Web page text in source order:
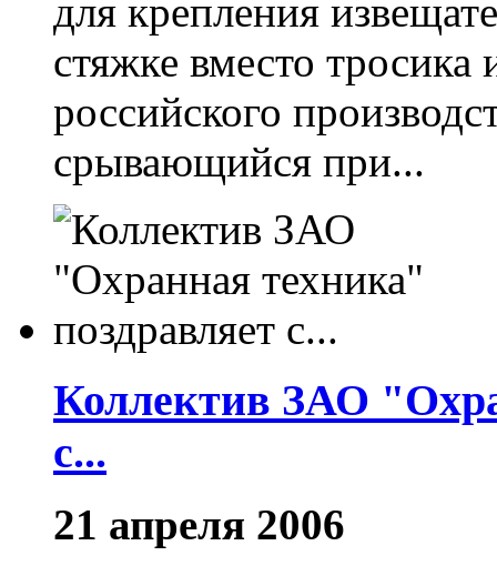
для крепления
стяжке вместо тросика
российского
срывающийся при...
Коллектив ЗАО
с...
21 апреля 2006